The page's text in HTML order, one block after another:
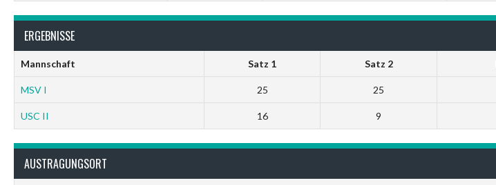
ERGEBNISSE
Mannschaft Satz 1 Satz 2
MSV I 25 25
USC II 16 9
AUSTRAGUNGSORT